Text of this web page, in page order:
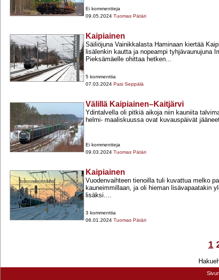
Ei kommentteja
09.05.2024 Tuomas Pätäri
Kaipiainen
Säiliöjuna Vainikkalasta Haminaan kiertää
lisälenkin kautta ja nopeampi tyhjävaunujuna
Pieksämäelle ohittaa hetken...
5 kommenttia
07.03.2024 Pasi Seppälä
Välillä Kaipiainen–Kaitjärvi
Ydintalvella oli pitkiä aikoja niin kauniita
helmi-​ maaliskuussa ovat kuvauspäivät
Ei kommentteja
09.03.2024 Tuomas Pätäri
Kaipiainen
Vuodenvaihteen tienoilla tuli kuvattua melko
kauneimmillaan, ja oli hieman lisävapaatakin
lisäksi....
3 kommenttia
06.01.2024 Tuomas Pätäri
1